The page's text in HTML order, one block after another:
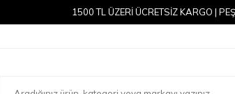
1500 TL ÜZERİ ÜCRETSİZ KARGO |